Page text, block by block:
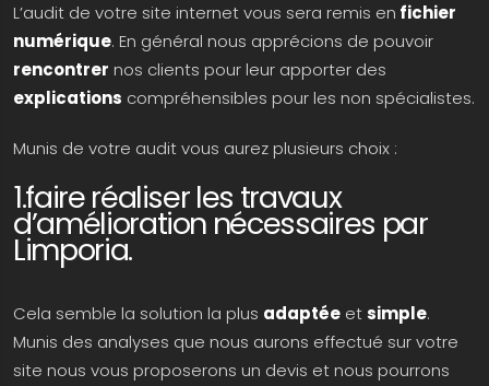
L’audit de votre site internet vous sera remis en fichier
numérique. En général nous apprécions de pouvoir
rencontrer nos clients pour leur apporter des
explications compréhensibles pour les non spécialistes.
Munis de votre audit vous aurez plusieurs choix :
1.faire réaliser les travaux
d’amélioration nécessaires par
Limporia.
Cela semble la solution la plus adaptée etsimple.
Munis des analyses que nous aurons effectué sur votre
site nous vous proposerons un devis et nous pourrons